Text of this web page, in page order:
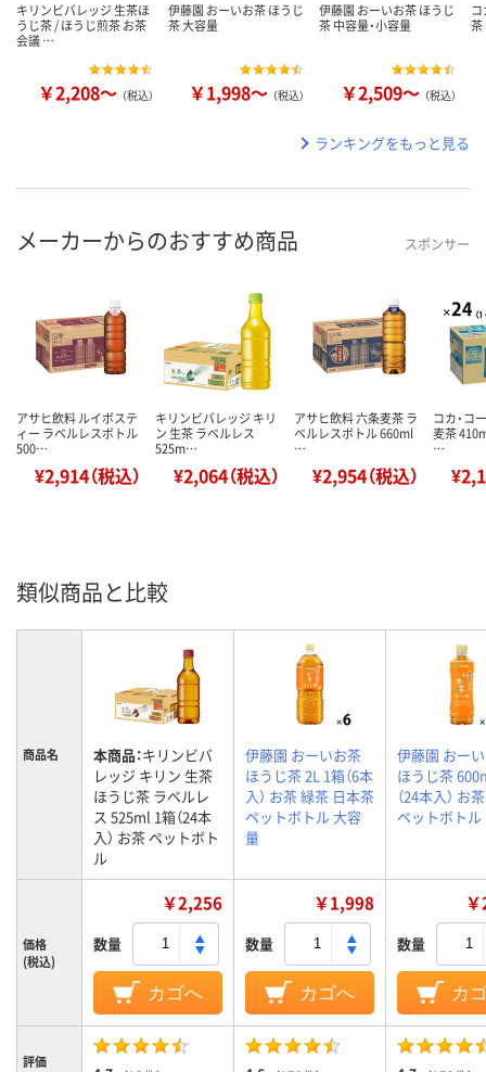
キリンビバレッジ 生茶ほ
うじ茶 / ほうじ煎茶 お茶
会議 …
￥2,208～ （税込）
伊藤園 おーいお茶 ほうじ
茶 大容量
￥1,998～ （税込）
伊藤園 おーいお茶 ほうじ
茶 中容量・小容量
￥2,509～ （税込）
コ
茶
ランキングをもっと見る
メーカーからのおすすめ商品 スポンサー
アサヒ飲料 ルイボステ
ィー ラベルレスボトル
500…
¥2,914（税込）
キリンビバレッジ キリ
ン 生茶 ラベルレス
525m…
¥2,064（税込）
アサヒ飲料 六条麦茶 ラ
ベルレスボトル 660ml
…
¥2,954（税込）
コカ・コ
麦茶
…
類似商品と比較
商品名 本商品：キリンビバ
レッジ キリン 生茶
ほうじ茶 ラベルレ
ス 525ml 1箱（24本
入） お茶 ペットボト
ル
伊藤園 おーいお茶
ほうじ茶 2L 1箱（6本
入） お茶 緑茶 日本茶
ペットボトル 大容
量
伊藤園 おー
ほうじ茶
（24本入） お
ペットボトル
価格
(税込)
￥2,256
数量
カゴへ
￥1,998
数量
カゴへ
数量
カ
評価